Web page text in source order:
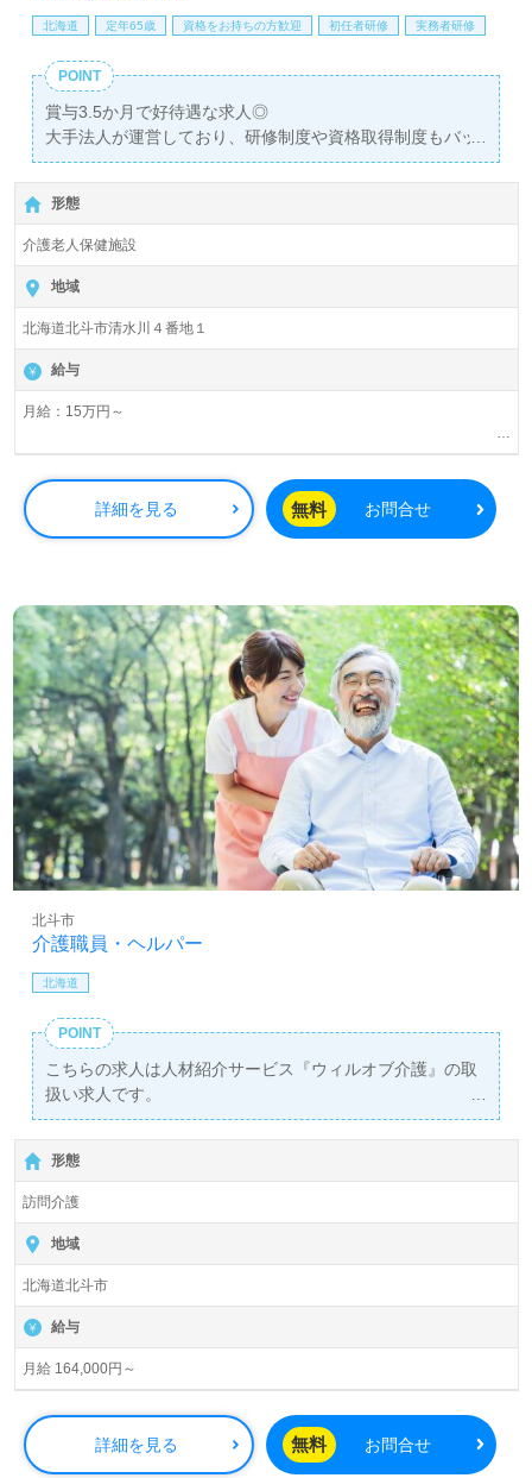
北海道 定年65歳 資格をお持ちの方歓迎 初任者研修 実務者研修
POINT
賞与3.5か月で好待遇な求人◎
大手法人が運営しており、研修制度や資格取得制度もバッ
チリです♪
形態
介護老人保健施設
地域
北海道北斗市清水川４番地１
給与
月給：15万円～
＊夜勤手当：3,500～6,000円／回（月：４～６回）
＊該当者へ住宅手当・扶養手当別途支給
＊年末年始手当
詳細を見る 無料 お問合せ
介護職員・ヘルパー
北斗市
北海道
POINT
こちらの求人は人材紹介サービス『ウィルオブ介護』の取
扱い求人です。
詳細に関してお気軽にご相談ください♪
【無料】で皆さんの転職活動をサポートいたします。
形態
訪問介護
地域
北海道北斗市
給与
月給 164,000円～
詳細を見る 無料 お問合せ